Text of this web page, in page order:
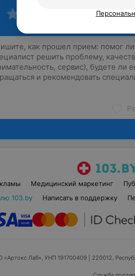
Медицинский маркетинг
103.by
Написать в поддержку
Лаб», УНП 191700409 | 220012,